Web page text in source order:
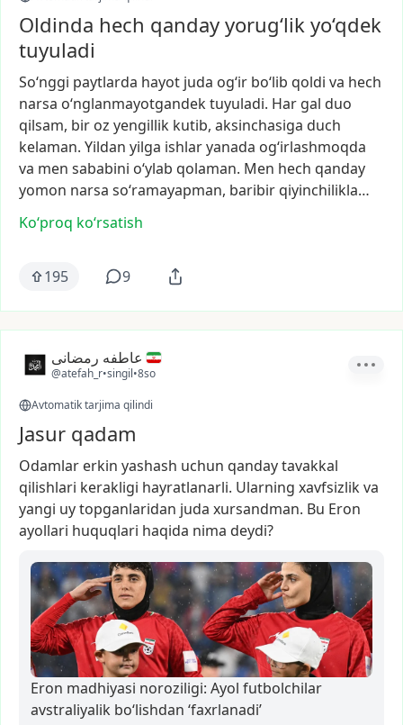
Oldinda hech qanday yorug‘lik yo‘qdek
tuyuladi
So‘nggi paytlarda hayot juda og‘ir bo‘lib qoldi va hech
narsa o‘nglanmayotgandektuyuladi. Har gal duo
qilsam, bir oz yengillik kutib, aksinchasiga duch
kelaman. Yildan yilga ishlaryanada og‘irlashmoqda
va men sababini o‘ylab qolaman. Men hech qanday
yomon narsa so‘ramayapman, baribir qiyinchilikla…
Ko‘proq koʻrsatish
195 9
عاطفه رمضانی
@atefah_r•singil•8so
Avtomatik tarjima qilindi
Jasur qadam
Odamlar erkin yashash uchun qandaytavakkal
qilishlari kerakligi hayratlanarli. Ularning xavfsizlikva
yangi uytopganlaridan juda xursandman. Bu Eron
ayollari huquqlari haqida nima deydi?
Eron madhiyasi noroziligi: Ayol futbolchilar
avstraliyalik bo‘lishdan ‘faxrlanadi’